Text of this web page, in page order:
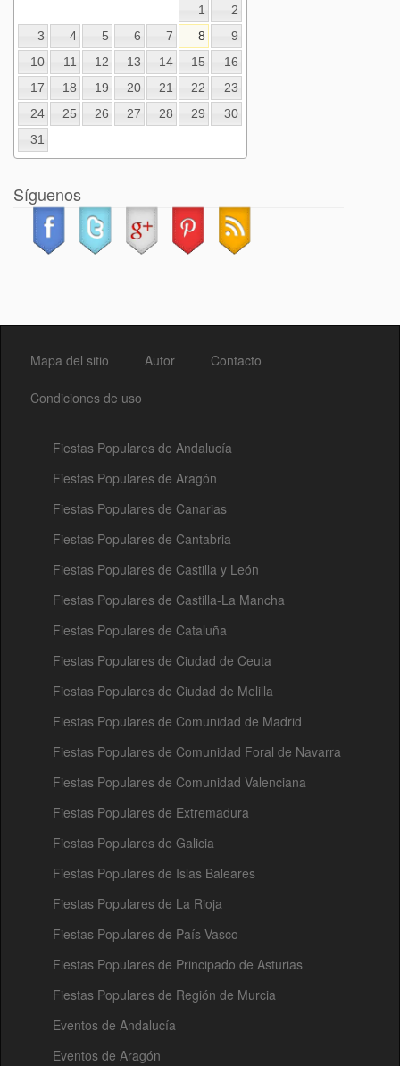
1
2
3
4 5 6 7 8
9
10
11 12 13 14 15
16
17
18 19 20 21 22
23
24
25 26 27 28 29
30
31
Síguenos
Mapa del sitio Autor Contacto
Condiciones de uso
Fiestas Populares de Andalucía
Fiestas Populares de Aragón
Fiestas Populares de Canarias
Fiestas Populares de Cantabria
Fiestas Populares de Castilla y León
Fiestas Populares de Castilla-La Mancha
Fiestas Populares de Cataluña
Fiestas Populares de Ciudad de Ceuta
Fiestas Populares de Ciudad de Melilla
Fiestas Populares de Comunidad de Madrid
Fiestas Populares de Comunidad Foral de Navarra
Fiestas Populares de Comunidad Valenciana
Fiestas Populares de Extremadura
Fiestas Populares de Galicia
Fiestas Populares de Islas Baleares
Fiestas Populares de La Rioja
Fiestas Populares de País Vasco
Fiestas Populares de Principado de Asturias
Fiestas Populares de Región de Murcia
Eventos de Andalucía
Eventos de Aragón